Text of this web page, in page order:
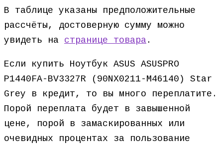
В таблице указаны предположительные
рассчёты, достоверную сумму можно
увидеть на странице товара .
Если купить Ноутбук ASUS ASUSPRO
P1440FA-BV3327R (90NX0211-M46140) Star
Grey в кредит, то вы много переплатите.
Порой переплата будет в завышенной
цене, порой в замаскированных или
очевидных процентах за пользование